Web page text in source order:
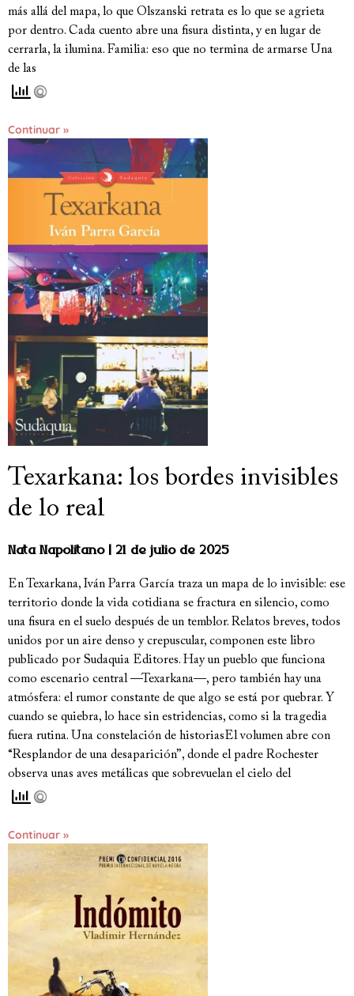
más allá del mapa, lo que Olszanski retrata es lo que se agrieta
por dentro. Cada cuento abre una fisura distinta, y en lugar de
cerrarla, la ilumina. Familia: eso que no termina de armarse Una
de las
Continuar »
Texarkana: los bordes invisibles
de lo real
Nata Napolitano 21 de julio de 2025
En Texarkana, Iván Parra García traza un mapa de lo invisible: ese
territorio donde la vida cotidiana se fractura en silencio, como
una fisura en el suelo después de un temblor. Relatos breves, todos
unidos por un aire denso y crepuscular, componen este libro
publicado por Sudaquia Editores. Hay un pueblo que funciona
como escenario central —Texarkana—, pero también hay una
atmósfera: el rumor constante de que algo se está por quebrar. Y
cuando se quiebra, lo hace sin estridencias, como si la tragedia
fuera rutina. Una constelación de historiasEl volumen abre con
“Resplandor de una desaparición”, donde el padre Rochester
observa unas aves metálicas que sobrevuelan el cielo del
Continuar »